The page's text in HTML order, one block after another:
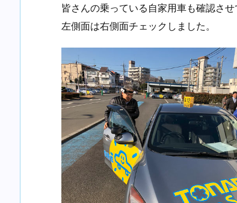
皆さんの乗っている自家用車も確認させ
左側面は右側面チェックしました。